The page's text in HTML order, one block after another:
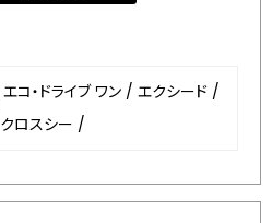
エコ・ドライブ ワン / エクシード /
クロスシー /